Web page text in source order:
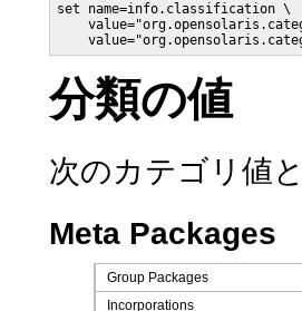
set name=info.classification \
分類の値
次のカテゴリ値
Meta Packages
Group Packages
Incorporations